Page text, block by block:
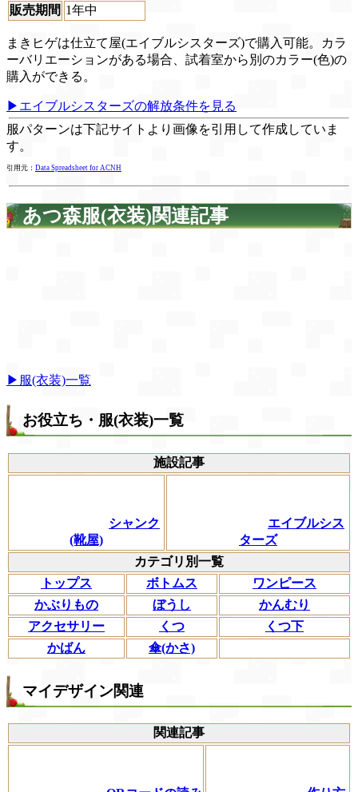
販売期間 1年中
まきヒゲは仕立て屋(エイブルシスターズ)で購入可能。カラ
ーバリエーションがある場合、試着室から別のカラー(色)の
購入ができる。
▶エイブルシスターズの解放条件を見る
服パターンは下記サイトより画像を引用して作成していま
す。
引用元： Data Spreadsheet for ACNH
あつ森服(衣装)関連記事
▶服(衣装)一覧
お役立ち・服(衣装)一覧
施設記事
シャンク
(靴屋)
エイブルシス
ターズ
カテゴリ別一覧
トップス
ボトムス
ワンピース
かぶりもの
ぼうし
かんむり
アクセサリー
くつ
くつ下
かばん
傘(かさ)
マイデザイン関連
関連記事